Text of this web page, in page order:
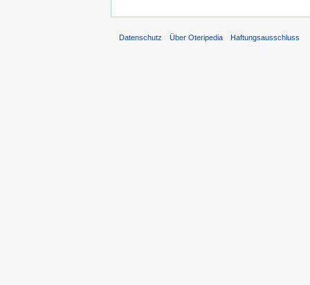
Datenschutz Über Oteripedia Haftungsausschluss